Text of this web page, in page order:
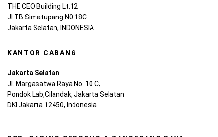
THE CEO Building Lt.12
Jl TB Simatupang N0 18C
Jakarta Selatan, INDONESIA
KANTOR CABANG
Jakarta Selatan
Jl. Margasatwa Raya No. 10 C,
Pondok Lab,Cilandak, Jakarta Selatan
DKI Jakarta 12450, Indonesia